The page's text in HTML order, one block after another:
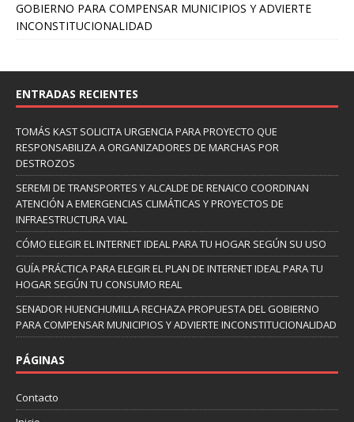
GOBIERNO PARA COMPENSAR MUNICIPIOS Y ADVIERTE
INCONSTITUCIONALIDAD
ENTRADAS RECIENTES
TOMÁS KAST SOLICITA URGENCIA PARA PROYECTO QUE
RESPONSABILIZA A ORGANIZADORES DE MARCHAS POR
DESTROZOS
SEREMI DE TRANSPORTES Y ALCALDE DE RENAICO COORDINAN
ATENCIÓN A EMERGENCIAS CLIMÁTICAS Y PROYECTOS DE
INFRAESTRUCTURA VIAL
CÓMO ELEGIR EL INTERNET IDEAL PARA TU HOGAR SEGÚN SU USO
GUÍA PRÁCTICA PARA ELEGIR EL PLAN DE INTERNET IDEAL PARA TU
HOGAR SEGÚN TU CONSUMO REAL
SENADOR HUENCHUMILLA RECHAZA PROPUESTA DEL GOBIERNO
PARA COMPENSAR MUNICIPIOS Y ADVIERTE INCONSTITUCIONALIDAD
PÁGINAS
Contacto